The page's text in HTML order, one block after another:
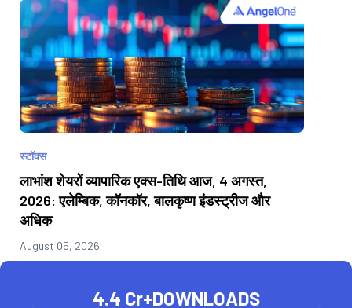
स्टॉक्स
लाभांश शेयरों व्यापारिक एक्स-तिथि आज, 4 अगस्त,
2026: एलेम्बिक, कॉनकॉर, बालकृष्ण इंडस्ट्रीज और
अधिक
August 05, 2026
4.4 Cr+DOWNLOADS